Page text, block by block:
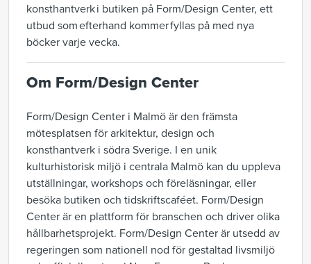
konsthantverk i butiken på Form/Design Center, ett
utbud som efterhand kommer fyllas på med nya
böcker varje vecka.
Om Form/Design Center
Form/Design Center i Malmö är den främsta
mötesplatsen för arkitektur, design och
konsthantverk i södra Sverige. I en unik
kulturhistorisk miljö i centrala Malmö kan du uppleva
utställningar, workshops och föreläsningar, eller
besöka butiken och tidskriftscaféet. Form/Design
Center är en plattform för branschen och driver olika
hållbarhetsprojekt. Form/Design Center är utsedd av
regeringen som nationell nod för gestaltad livsmiljö